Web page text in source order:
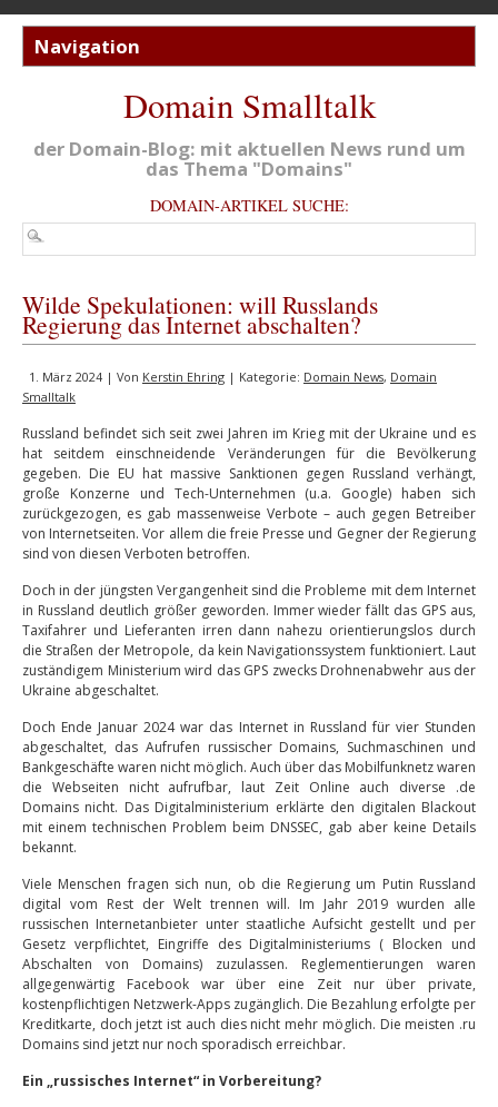
Domain Smalltalk
der Domain-Blog: mit aktuellen News rund um
das Thema "Domains"
DOMAIN-ARTIKEL SUCHE:
Wilde Spekulationen: will Russlands
Regierung das Internet abschalten?
1. März 2024 | Von Kerstin Ehring | Kategorie: Domain News, Domain
Smalltalk
Russland befindet sich seit zwei Jahren im Krieg mit der Ukraine und es
hat seitdem einschneidende Veränderungen für die Bevölkerung
gegeben. Die EU hat massive Sanktionen gegen Russland verhängt,
große Konzerne und Tech-Unternehmen (u.a. Google) haben sich
zurückgezogen, es gab massenweise Verbote – auch gegen Betreiber
von Internetseiten. Vor allem die freie Presse und Gegner der Regierung
sind von diesen Verboten betroffen.
Doch in der jüngsten Vergangenheit sind die Probleme mit dem Internet
in Russland deutlich größer geworden. Immer wieder fällt das GPS aus,
Taxifahrer und Lieferanten irren dann nahezu orientierungslos durch
die Straßen der Metropole, da kein Navigationssystem funktioniert. Laut
zuständigem Ministerium wird das GPS zwecks Drohnenabwehr aus der
Ukraine abgeschaltet.
Doch Ende Januar 2024 war das Internet in Russland für vier Stunden
abgeschaltet, das Aufrufen russischer Domains, Suchmaschinen und
Bankgeschäfte waren nicht möglich. Auch über das Mobilfunknetz waren
die Webseiten nicht aufrufbar, laut Zeit Online auch diverse .de
Domains nicht. Das Digitalministerium erklärte den digitalen Blackout
mit einem technischen Problem beim DNSSEC, gab aber keine Details
bekannt.
Viele Menschen fragen sich nun, ob die Regierung um Putin Russland
digital vom Rest der Welt trennen will. Im Jahr 2019 wurden alle
russischen Internetanbieter unter staatliche Aufsicht gestellt und per
Gesetz verpflichtet, Eingriffe des Digitalministeriums ( Blocken und
Abschalten von Domains) zuzulassen. Reglementierungen waren
allgegenwärtig Facebook war über eine Zeit nur über private,
kostenpflichtigen Netzwerk-Apps zugänglich. Die Bezahlung erfolgte per
Kreditkarte, doch jetzt ist auch dies nicht mehr möglich. Die meisten .ru
Domains sind jetzt nur noch sporadisch erreichbar.
Ein „russisches Internet“ in Vorbereitung?